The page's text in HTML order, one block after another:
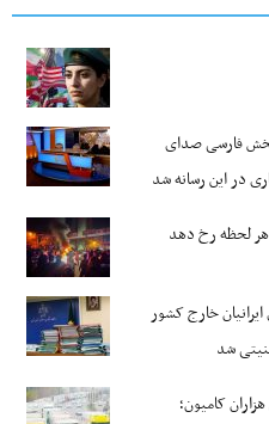
بخش فارسی صدای
در این رسانه شد
لحظه رخ دهد
خارج کشور
شد
کامیون؛